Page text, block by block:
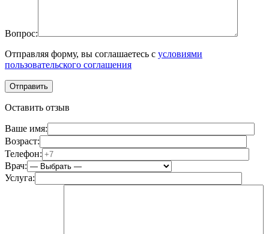
Вопрос:
Отправляя форму, вы соглашаетесь с условиями
пользовательского соглашения
Оставить отзыв
Ваше имя:
Возраст:
Телефон:
Врач:
Услуга: